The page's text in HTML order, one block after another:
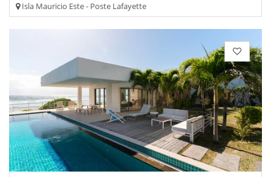
Isla Mauricio Este - Poste Lafayette